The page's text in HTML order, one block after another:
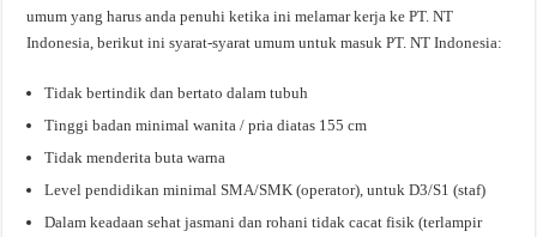
umum yang harus anda penuhi ketika ini melamar kerja ke PT. NT
Indonesia, berikut ini syarat-syarat umum untuk masuk PT. NT Indonesia:
Tidak bertindik dan bertato dalam tubuh
Tinggi badan minimal wanita / pria diatas 155 cm
Tidak menderita buta warna
Level pendidikan minimal SMA/SMK (operator), untuk D3/S1 (staf)
Dalam keadaan sehat jasmani dan rohani tidak cacat fisik (terlampir